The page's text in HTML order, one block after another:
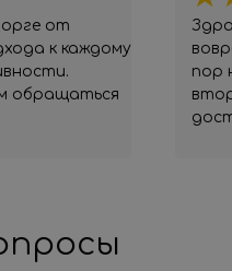
от
к каждому
обращаться
пор